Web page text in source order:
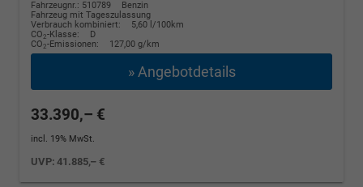
Fahrzeugnr.: 510789
Benzin
Fahrzeug mit Tageszulassung
Verbrauch kombiniert:
5,60 l/100km
CO2-Klasse:
D
CO2-Emissionen: 127,00 g/km
» Angebotdetails
33.390,– €
incl. 19% MwSt.
UVP:41.885,– €